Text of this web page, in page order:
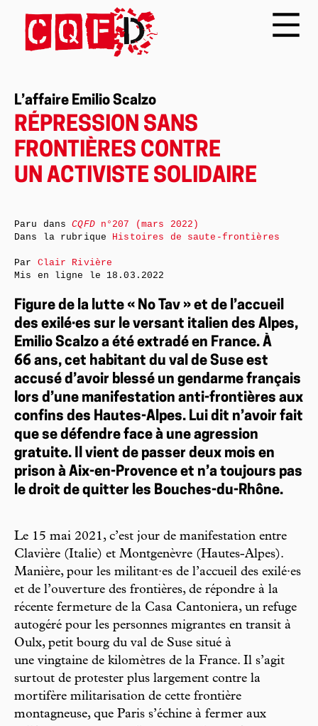
L’affaire Emilio Scalzo
RÉPRESSION SANS
FRONTIÈRES CONTRE
UN ACTIVISTE SOLIDAIRE
Figure de la lutte « No Tav » et de l’accueil
des exilé·es sur le versant italien des Alpes,
Emilio Scalzo a été extradé en France. À
66 ans, cet habitant du val de Suse est
accusé d’avoir blessé un gendarme français
lors d’une manifestation anti-frontières aux
confins des Hautes-Alpes. Lui dit n’avoir fait
que se défendre face à une agression
gratuite. Il vient de passer deux mois en
prison à Aix-en-Provence et n’a toujours pas
le droit de quitter les Bouches-du-Rhône.
Le 15 mai 2021, c’est jour de manifestation entre
Clavière (Italie) et Montgenèvre (Hautes-Alpes).
Manière, pour les militant·es de l’accueil des exilé·es
et de l’ouverture des frontières, de répondre à la
récente fermeture de la Casa Cantoniera, un refuge
autogéré pour les personnes migrantes en transit à
Oulx, petit bourg du val de Suse situé à
une vingtaine de kilomètres de la France. Il s’agit
surtout de protester plus largement contre la
mortifère militarisation de cette frontière
montagneuse, que Paris s’échine à fermer aux
Paru dansCQFDn°207 (mars 2022)
Dans la rubrique Histoires de saute-frontières
Par Clair Rivière
Mis en ligne le 18.03.2022